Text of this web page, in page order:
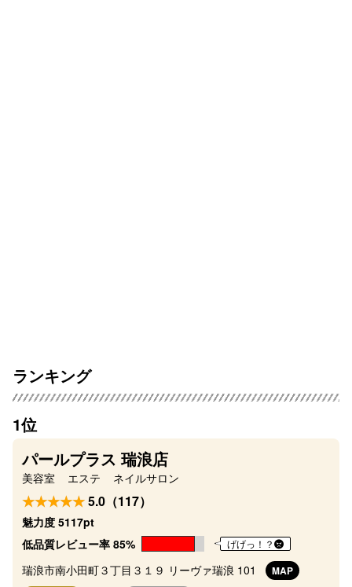
ランキング
1位
パールプラス 瑞浪店
美容室 エステ ネイルサロン
5.0（117）
魅力度 5117pt
低品質レビュー率 85%
げげっ！？
瑞浪市南小田町３丁目３１９ リーヴァ瑞浪 101
MAP